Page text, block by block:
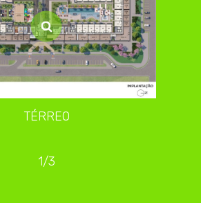
TÉRREO
1/3